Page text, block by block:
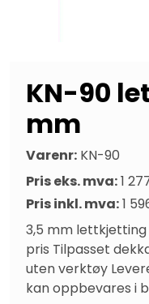
KN-90
mm
Varenr: KN-90
Pris eks. mva:1
Pris inkl. mva:1
3,5 mm
pris Tilpasset
uten verktøy
kan oppbevares i